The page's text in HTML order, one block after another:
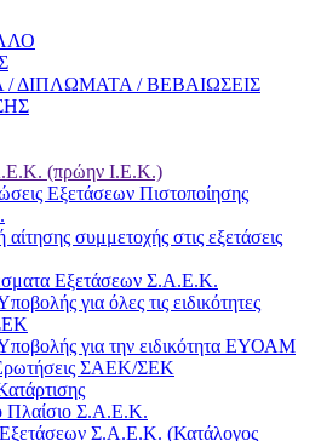
ΔΙΠΛΩΜΑΤΑ / ΒΕΒΑΙΩΣΕΙΣ
(πρώην Ι.Ε.Κ.)
Εξετάσεων Πιστοποίησης
συμμετοχής στις εξετάσεις
Εξετάσεων Σ.Α.Ε.Κ.
για όλες τις ειδικότητες
για την ειδικότητα ΕΥΟΑΜ
ΣΑΕΚ/ΣΕΚ
Πλαίσιο Σ.Α.Ε.Κ.
Σ.Α.Ε.Κ. (Κατάλογος